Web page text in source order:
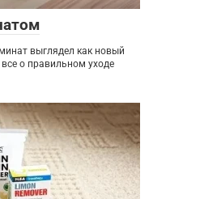
выглядел как новый
о правильном уходе